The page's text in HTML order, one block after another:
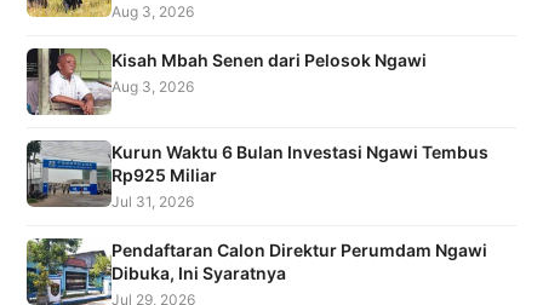
Aug 3, 2026
Kisah Mbah Senen dari Pelosok Ngawi
Aug 3, 2026
Kurun Waktu 6 Bulan Investasi Ngawi Tembus
Rp925 Miliar
Jul 31, 2026
Pendaftaran Calon Direktur Perumdam Ngawi
Dibuka, Ini Syaratnya
Jul 29, 2026